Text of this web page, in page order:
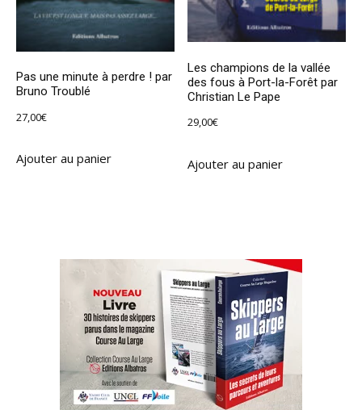
Pas une minute à perdre ! par
Bruno Troublé
27,00€
Ajouter au panier
Les champions de la vallée
des fous à Port-la-Forêt par
Christian Le Pape
29,00€
Ajouter au panier